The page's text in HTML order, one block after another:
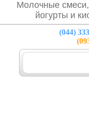
Молочные смеси,
йогурты и
(044)